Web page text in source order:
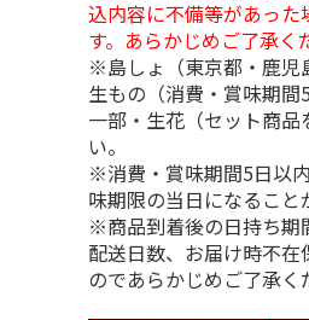
込内容に不備等があっ
す。あらかじめご了承く
※島しょ（東京都・鹿児
生もの（消費・賞味期
一部・生花（セット商
い。
※消費・賞味期間5日以
味期限の当日になること
※商品到着後の日持ち期
配送日数、お届け時不
のであらかじめご了承く